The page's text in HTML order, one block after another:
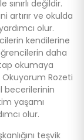
değildir.
artırır ve okulda
olur.
kendilerine
daha
okumaya
Rozeti
becerilerinin
yaşamı
olur.
teşvik